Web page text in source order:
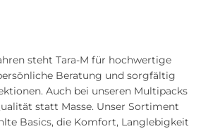
steht Tara-M für hochwertige
Beratung und sorgfältig
Auch bei unseren Multipacks
statt Masse. Unser Sortiment
Basics, die Komfort, Langlebigkeit